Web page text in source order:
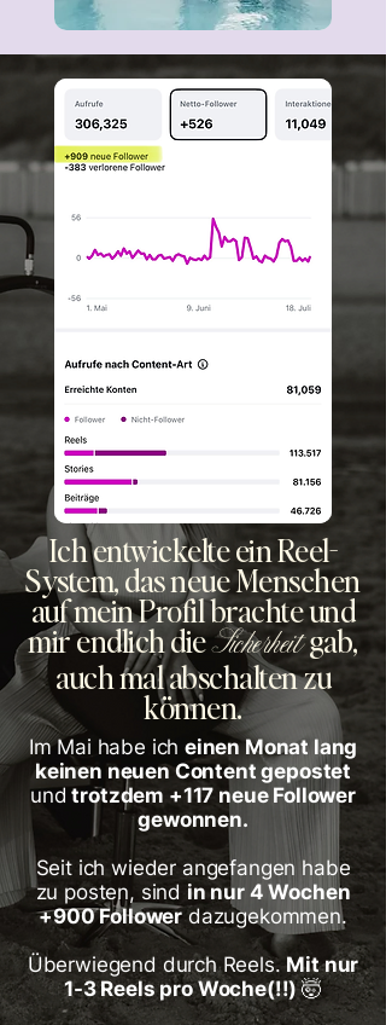
Ich entwickelte ein Reel-
System, das neue Menschen
auf mein Profil brachte und
mir endlich dieSicherheitgab,
auch mal abschalten zu
können.
Im Mai habe ich einen Monat lang
keinen neuen Content gepostet
und trotzdem +117 neue Follower
gewonnen.
Seit ich wieder angefangen habe
zu posten, sind in nur 4 Wochen
+900 Followerdazugekommen.
Überwiegend durch Reels.Mit nur
1-3 Reels pro Woche(!!) 🤯